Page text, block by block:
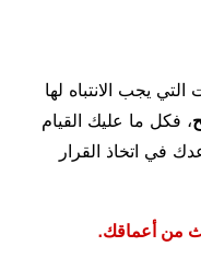
يجب الانتباه لها
، فكل ما عليك القيام
في اتخاذ القرار
من أعماقك.